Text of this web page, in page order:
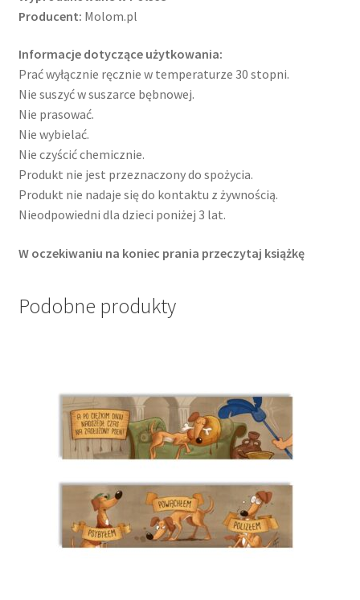
Producent: Molom.pl
Informacje dotyczące użytkowania:
Prać wyłącznie ręcznie w temperaturze 30 stopni.
Nie suszyć w suszarce bębnowej.
Nie prasować.
Nie wybielać.
Nie czyścić chemicznie.
Produkt nie jest przeznaczony do spożycia.
Produkt nie nadaje się do kontaktu z żywnością.
Nieodpowiedni dla dzieci poniżej 3 lat.
W oczekiwaniu na koniec prania przeczytaj książkę
Podobne produkty